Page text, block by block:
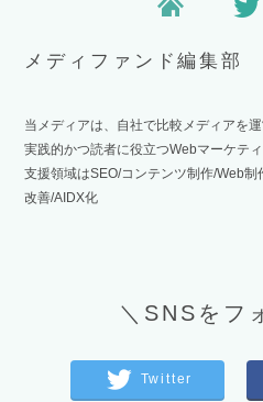
メディファンド編集部
当メディアは、自社で比較メディアを
実践的かつ読者に役立つWebマーケテ
支援領域はSEO/コンテンツ制作/Web制
改善/AIDX化
＼SNSをフ